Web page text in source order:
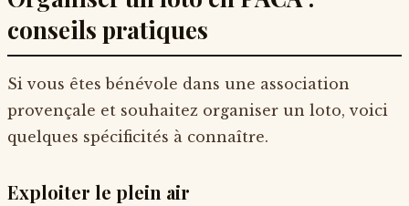
conseils pratiques
Si vous êtes bénévole dans une association
provençale et souhaitez organiser un loto, voici
quelques spécificités à connaître.
Exploiter le plein air